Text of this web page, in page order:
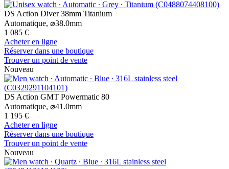
DS Action Diver 38mm Titanium
Automatique, ⌀38.0mm
1 085 €
Acheter en ligne
Réserver dans une boutique
Trouver un point de vente
Nouveau
DS Action GMT Powermatic 80
Automatique, ⌀41.0mm
1 195 €
Acheter en ligne
Réserver dans une boutique
Trouver un point de vente
Nouveau